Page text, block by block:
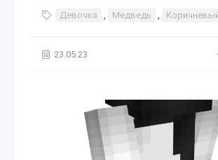
Девочка , Медведь ,
23.05.23